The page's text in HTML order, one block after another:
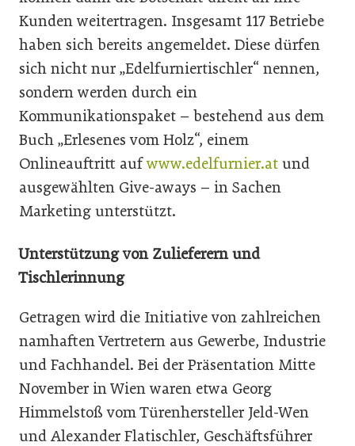
Kunden weitertragen. Insgesamt 117 Betriebe
haben sich bereits angemeldet. Diese dürfen
sich nicht nur „Edelfurniertischler“ nennen,
sondern werden durch ein
Kommunikationspaket – bestehend aus dem
Buch „Erlesenes vom Holz“, einem
Onlineauftritt aufwww.edelfurnier.at und
ausgewählten Give-aways – in Sachen
Marketing unterstützt.
Unterstützung von Zulieferern und
Tischlerinnung
Getragen wird die Initiative von zahlreichen
namhaften Vertretern aus Gewerbe, Industrie
und Fachhandel. Bei der Präsentation Mitte
November in Wien waren etwa Georg
Himmelstoß vom Türenhersteller Jeld-Wen
und Alexander Flatischler, Geschäftsführer